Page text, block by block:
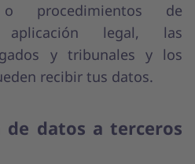
procedimientos de
legal, las
y tribunales y los
recibir tus datos.
de datos a terceros